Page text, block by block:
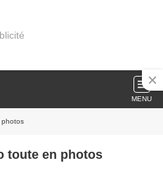
MENU
photos
toute en photos